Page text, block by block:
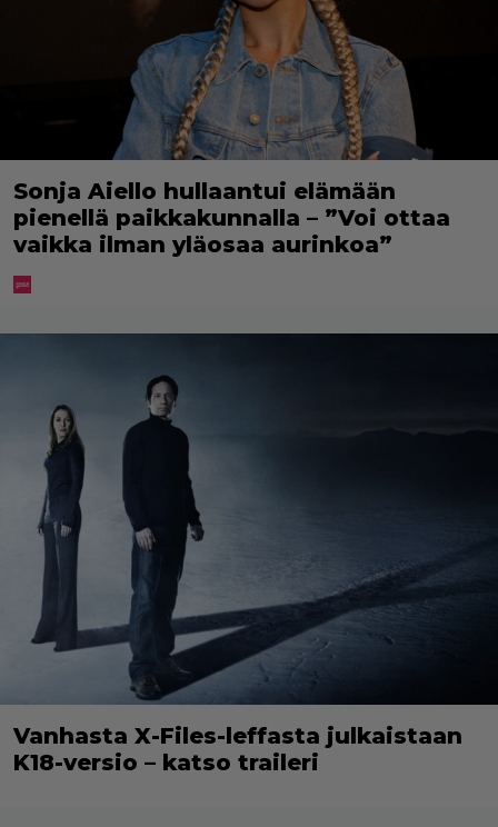
Sonja Aiello hullaantui elämään
pienellä paikkakunnalla – ”Voi ottaa
vaikka ilman yläosaa aurinkoa”
Vanhasta X-Files-leffasta julkaistaan
K18-versio – katso traileri